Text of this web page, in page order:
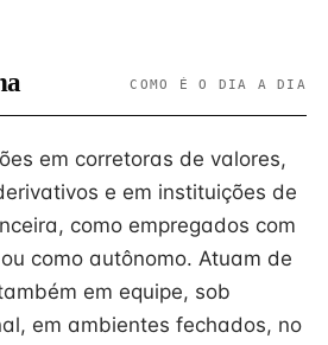
COMO É O DIA A DIA
em corretoras de valores,
e em instituições de
como empregados com
como autônomo. Atuam de
em equipe, sob
em ambientes fechados, no